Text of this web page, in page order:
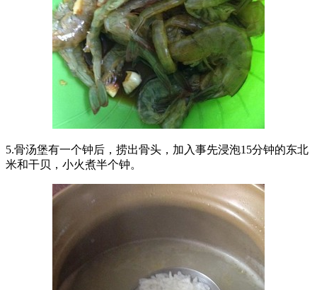
5.骨汤堡有一个钟后，捞出骨头，加入事先浸泡15分钟的东北
米和干贝，小火煮半个钟。